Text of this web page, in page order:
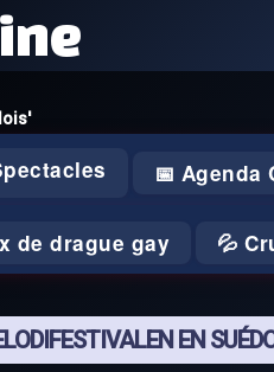
📅 Agenda
de drague gay 💦
EN